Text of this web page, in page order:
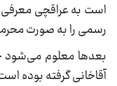
است به عراقچی معرفی
رسمی را به صورت
بعد‌ها معلوم می‌شود
آقاخانی گرفته بوده